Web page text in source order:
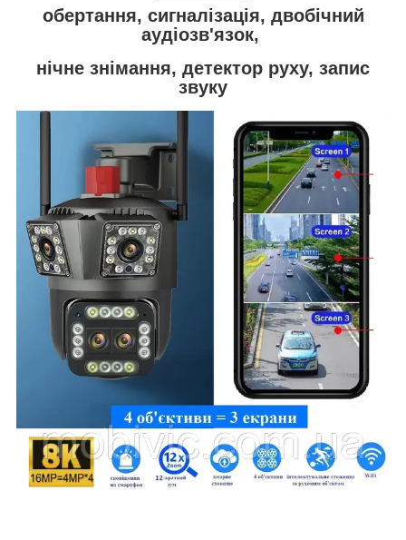
обертання, сигналізація, двобічний
аудіозв'язок,
нічне знімання, детектор руху, запис
звуку